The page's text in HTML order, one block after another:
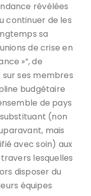
révélées
continuer de les
sa
de crise en
»”, de
ses membres
budgétaire
de pays
(non
mais
avec soin) aux
lesquelles
disposer du
équipes